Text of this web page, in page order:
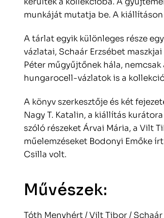
munkáját mutatja be. A
A tárlat egyik különleges része
vázlatai, Schaár Erzsébet
Péter műgyűjtőnek hála,
hungarocell-vázlatok is a
A könyv szerkesztője és két
Nagy T. Katalin, a kiállítás
szóló részeket Árvai Mária, a Vilt
műelemzéseket Bodonyi Emőke
Csilla volt.
Művészek:
Tóth Menyhért / Vilt Tibor /